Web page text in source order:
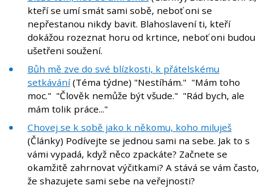
kteří se umí smát sami sobě, neboť oni se
nepřestanou nikdy bavit. Blahoslavení ti, kteří
dokážou rozeznat horu od krtince, neboť oni budou
ušetřeni soužení.
Bůh mě zve do své blízkosti, k přátelskému
setkávání(Téma týdne) "Nestíhám." "Mám toho
moc." "Člověk nemůže být všude." "Rád bych, ale
mám tolik práce..."
Chovej se k sobě jako k někomu, koho miluješ
(Články) Podívejte se jednou sami na sebe. Jak to s
vámi vypadá, když něco zpackáte? Začnete se
okamžitě zahrnovat výčitkami? A stává se vám často,
že shazujete sami sebe na veřejnosti?